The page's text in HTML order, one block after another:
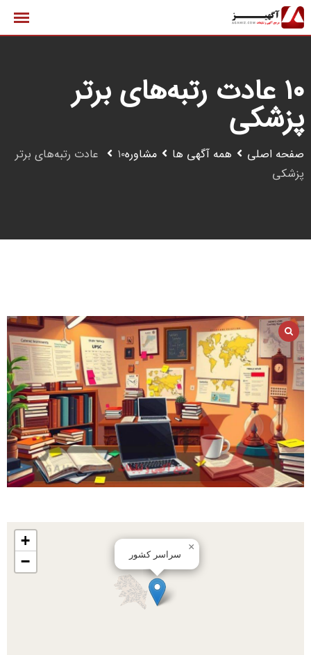
پرش
به
۱۰ عادت رتبه‌های برتر
پزشکی
صفحه اصلی همه آگهی ها مشاوره
۱۰ عادت رتبه‌های برتر
پزشکی
سراسر کشور
×
+
−